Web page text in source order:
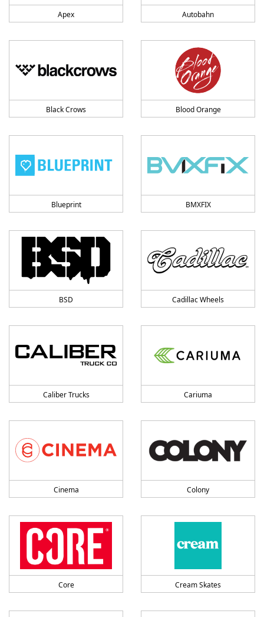
Apex Autobahn
Black Crows Blood Orange
Blueprint BMXFIX
BSD Cadillac Wheels
Caliber Trucks Cariuma
Cinema Colony
Core Cream Skates